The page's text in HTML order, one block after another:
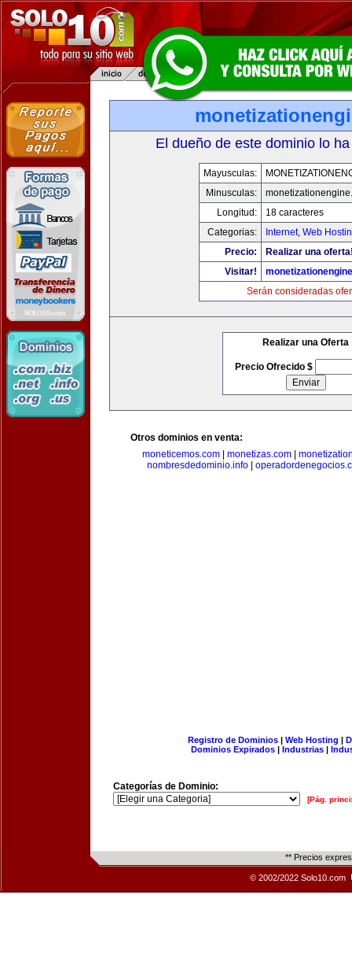
El dueño de este dominio lo
Mayusculas:
Minusculas:
Longitud:
18 caracteres
Categorias:
Internet, Web
Precio:
Realizar una
Visitar!
Serán consideradas
Realizar una Oferta
Precio Ofrecido $
Otros dominios en venta:
moneticemos.com
monetizas.com
nombresdedominio.info|
Registro de Dominios| Web Hosting |
Dominios Expirados | Industrias |
Categorías de Dominio:
[Pág.
** Precios
© 2002/2022 Solo10.com